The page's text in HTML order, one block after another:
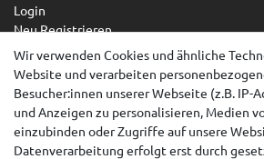
Login
Neu Registrieren
Service
Zahlungsarten
Versandarten & -kosten
Kontakt
Widerrufsrecht
Wir verwenden Cookies und ähnliche
Website und verarbeiten
Besucher:innen unserer Webseite (z.B. IP-
und Anzeigen zu personalisieren, Medien
einzubinden oder Zugriffe auf unsere
Datenverarbeitung erfolgt erst durch